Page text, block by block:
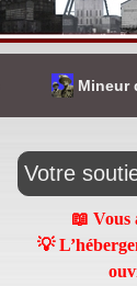
Mineur
Votre
📖 Vous
💡